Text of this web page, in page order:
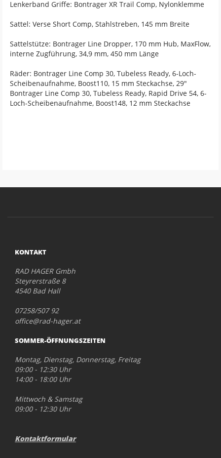
Lenkerband Griffe: Bontrager XR Trail Comp, Nylonklemme
Sattel: Verse Short Comp, Stahlstreben, 145 mm Breite
Sattelstütze: Bontrager Line Dropper, 170 mm Hub, MaxFlow,
interne Zugführung, 34,9 mm, 450 mm Länge
Räder: Bontrager Line Comp 30, Tubeless Ready, 6-Loch-
Scheibenaufnahme, Boost110, 15 mm Steckachse, 29"
Bontrager Line Comp 30, Tubeless Ready, Rapid Drive 54, 6-
Loch-Scheibenaufnahme, Boost148, 12 mm Steckachse
KONTAKT
RAD HAGER Gmbh
Steyrerstraße 8
4540 Bad Hall
07258/507 92
office@rad-hager.at
SOMMER-ÖFFNUNGSZEITEN
Montag, Dienstag, Donnerstag, Freitag
09:00 - 12:30 Uhr
14:00 - 18:00 Uhr
Mittwoch & Samstag
09:00 - 12:30 Uhr
Kontaktformular